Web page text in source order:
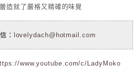
造就了嚴格又精確的味覺
： lovelydach@hotmail.com
www.youtube.com/c/LadyMoko